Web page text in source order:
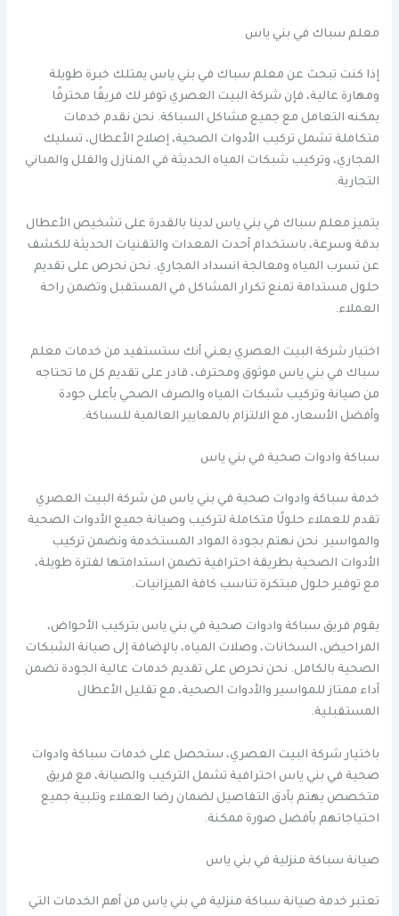
معلم سباك في بني ياس
إذا كنت تبحث عن معلم سباك في بني ياس يمتلك خبرة طويلة
ومهارة عالية، فإن شركة البيت العصري توفر لك فريقًا محترفًا
يمكنه التعامل مع جميع مشاكل السباكة. نحن نقدم خدمات
متكاملة تشمل تركيب الأدوات الصحية، إصلاح الأعطال، تسليك
المجاري، وتركيب شبكات المياه الحديثة في المنازل والفلل والمباني
التجارية.
يتميز معلم سباك في بني ياس لدينا بالقدرة على تشخيص الأعطال
بدقة وسرعة، باستخدام أحدث المعدات والتقنيات الحديثة للكشف
عن تسرب المياه ومعالجة انسداد المجاري. نحن نحرص على تقديم
حلول مستدامة تمنع تكرار المشاكل في المستقبل وتضمن راحة
العملاء.
اختيار شركة البيت العصري يعني أنك ستستفيد من خدمات معلم
سباك في بني ياس موثوق ومحترف، قادر على تقديم كل ما تحتاجه
من صيانة وتركيب شبكات المياه والصرف الصحي بأعلى جودة
وأفضل الأسعار، مع الالتزام بالمعايير العالمية للسباكة.
سباكة وادوات صحية في بني ياس
خدمة سباكة وادوات صحية في بني ياس من شركة البيت العصري
تقدم للعملاء حلولًا متكاملة لتركيب وصيانة جميع الأدوات الصحية
والمواسير. نحن نهتم بجودة المواد المستخدمة ونضمن تركيب
الأدوات الصحية بطريقة احترافية تضمن استدامتها لفترة طويلة،
مع توفير حلول مبتكرة تناسب كافة الميزانيات.
يقوم فريق سباكة وادوات صحية في بني ياس بتركيب الأحواض،
المراحيض، السخانات، وصلات المياه، بالإضافة إلى صيانة الشبكات
الصحية بالكامل. نحن نحرص على تقديم خدمات عالية الجودة تضمن
أداء ممتاز للمواسير والأدوات الصحية، مع تقليل الأعطال
المستقبلية.
باختيار شركة البيت العصري، ستحصل على خدمات سباكة وادوات
صحية في بني ياس احترافية تشمل التركيب والصيانة، مع فريق
متخصص يهتم بأدق التفاصيل لضمان رضا العملاء وتلبية جميع
احتياجاتهم بأفضل صورة ممكنة.
صيانة سباكة منزلية في بني ياس
تعتبر خدمة صيانة سباكة منزلية في بني ياس من أهم الخدمات التي